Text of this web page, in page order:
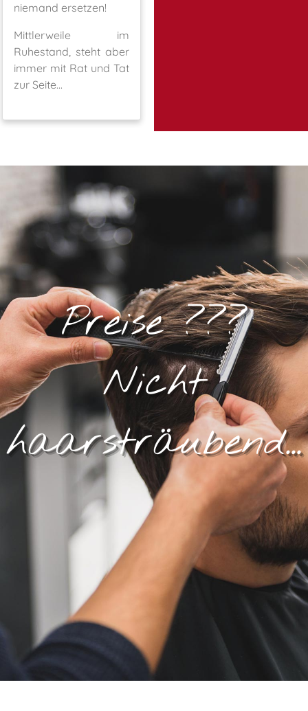
niemand ersetzen!
Mittlerweile im
Ruhestand, steht aber
immer mit Rat und Tat
zur Seite...
Preise ???
Nicht
haarsträubend...